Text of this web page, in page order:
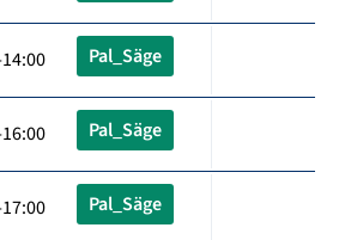
Pal_Säge
Pal_Säge
Pal_Säge